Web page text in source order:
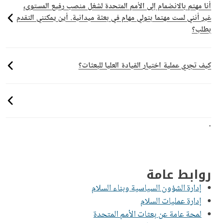
أنا مهتم بالانضمام إلى الأمم المتحدة لشغل منصب رفيع المستوى،
غير أنني لست مهتما بتولي مهام في بعثة ميدانية. أين يمكنني التقدم
بطلب؟
كيف تجري عملية اختيار القيادة العليا للبعثات؟
.
روابط عامة
إدارة الشؤون السياسية وبناء السلام
إدارة عمليات السلام
لمحة عامة عن بعثات الأمم المتحدة